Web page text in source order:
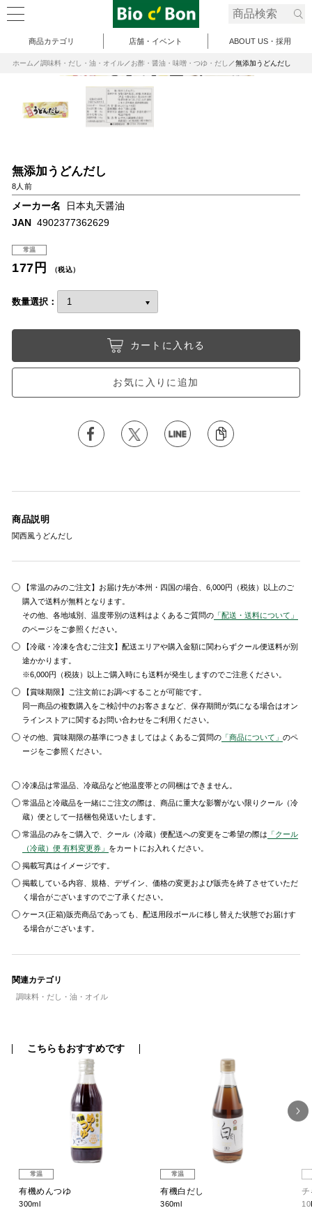
商品カテゴリ 店舗・イベント ABOUT US・採用
ホーム 調味料・だし・油・オイル お酢・醤油・味噌・つゆ・だし 無添加うどんだし
無添加うどんだし
8人前
メーカー名
日本丸天醤油
JAN 4902377362629
常温
177円 （税込）
数量選択：
カートに入れる
お気に入りに追加
商品説明
関西風うどんだし
【常温のみのご注文】お届け先が本州・四国の場合、6,000円（税抜）以上のご
購入で送料が無料となります。
その他、各地域別、温度帯別の送料はよくあるご質問の 「配送・送料について」
のページをご参照ください。
【冷蔵・冷凍を含むご注文】配送エリアや購入金額に関わらずクール便送料が別
途かかります。
※6,000円（税抜）以上ご購入時にも送料が発生しますのでご注意ください。
【賞味期限】ご注文前にお調べすることが可能です。
同一商品の複数購入をご検討中のお客さまなど、保存期間が気になる場合はオン
ラインストアに関するお問い合わせをご利用ください。
その他、賞味期限の基準につきましてはよくあるご質問の 「商品について」のペ
ージをご参照ください。
冷凍品は常温品、冷蔵品など他温度帯との同梱はできません。
常温品と冷蔵品を一緒にご注文の際は、商品に重大な影響がない限りクール（冷
蔵）便として一括梱包発送いたします。
常温品のみをご購入で、クール（冷蔵）便配送への変更をご希望の際は 「クール
（冷蔵）便 有料変更券」 をカートにお入れください。
掲載写真はイメージです。
掲載している内容、規格、デザイン、価格の変更および販売を終了させていただ
く場合がございますのでご了承ください。
ケース(正箱)販売商品であっても、配送用段ボールに移し替えた状態でお届けす
る場合がございます。
関連カテゴリ
調味料・だし・油・オイル
こちらもおすすめです
常温
有機めんつゆ
300ml
常温
有機白だし
360ml